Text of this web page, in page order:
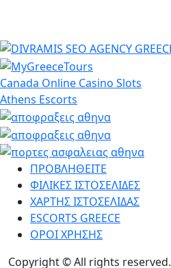
Canada Online Casino Slots
Athens Escorts
ΠΡΟΒΛΗΘΕΙΤΕ
ΦΙΛΙΚΕΣ ΙΣΤΟΣΕΛΙΔΕΣ
ΧΑΡΤΗΣ ΙΣΤΟΣΕΛΙΔΑΣ
ESCORTS GREECE
ΟΡΟΙ ΧΡΗΣΗΣ
Copyright © All rights reserved.